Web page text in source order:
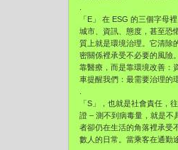
「E」 在 ESG 的三個字母
城市、資訊、態度，甚至恐
質上就是環境治理。它清除
密關係裡承受不必要的風險
靠醫療，而是靠環境改善：
車提醒我們：最需要治理的
「S」，也就是社會責任，
證 – 測不到病毒量，就是不
者卻仍在生活的角落裡承受
數人的日常。當乘客在通勤